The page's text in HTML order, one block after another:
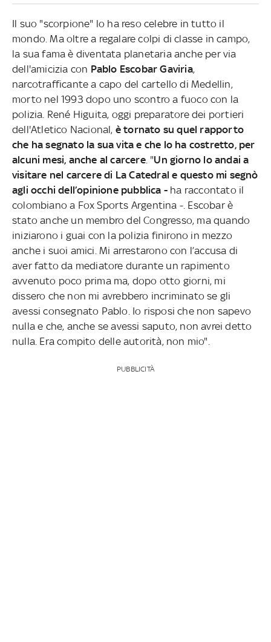
Il suo "scorpione" lo ha reso celebre in tutto il
mondo. Ma oltre a regalare colpi di classe in campo,
la sua fama è diventata planetaria anche per via
dell'amicizia con Pablo Escobar Gaviria,
narcotrafficante a capo del cartello di Medellin,
morto nel 1993 dopo uno scontro a fuoco con la
polizia. René Higuita, oggi preparatore dei portieri
dell'Atletico Nacional, è tornato su quel rapporto
che ha segnato la sua vita e che lo ha costretto, per
alcuni mesi, anche al carcere. "Un giorno lo andai a
visitare nel carcere di La Catedral e questo mi segnò
agli occhi dell’opinione pubblica - ha raccontato il
colombiano a Fox Sports Argentina -. Escobar è
stato anche un membro del Congresso, ma quando
iniziarono i guai con la polizia finirono in mezzo
anche i suoi amici. Mi arrestarono con l’accusa di
aver fatto da mediatore durante un rapimento
avvenuto poco prima ma, dopo otto giorni, mi
dissero che non mi avrebbero incriminato se gli
avessi consegnato Pablo. Io risposi che non sapevo
nulla e che, anche se avessi saputo, non avrei detto
nulla. Era compito delle autorità, non mio".
PUBBLICITÀ